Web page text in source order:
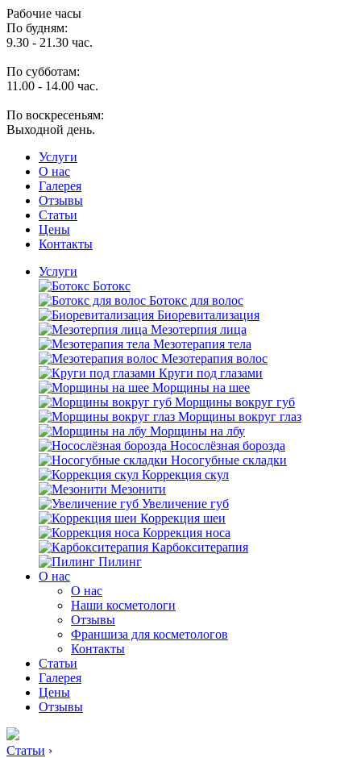
Рабочие часы
По будням:
9.30 - 21.30 час.
По субботам:
11.00 - 14.00 час.
По воскресеньям:
Выходной день.
Услуги
O нас
Галерея
Отзывы
Статьи
Цены
Контакты
Услуги
Ботокс
Ботокс для волос
Биоревитализация
Мезотерпия лица
Мезотерапия тела
Мезотерапия волос
Круги под глазами
Морщины на шее
Морщины вокруг губ
Морщины вокруг глаз
Морщины на лбу
Носослёзная борозда
Носогубные складки
Коррекция скул
Мезонити
Увеличение губ
Коррекция шеи
Коррекция носа
Карбокситерапия
Пилинг
O нас
O нас
Наши косметологи
Отзывы
Франшиза для косметологов
Контакты
Статьи
Галерея
Цены
Отзывы
Статьи ›